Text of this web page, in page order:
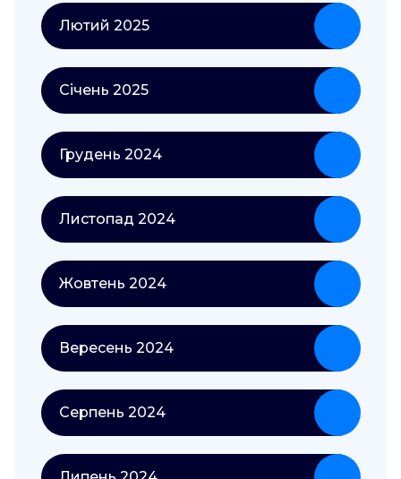
Лютий 2025
Січень 2025
Грудень 2024
Листопад 2024
Жовтень 2024
Вересень 2024
Серпень 2024